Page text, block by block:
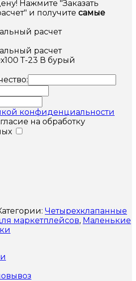
Нажмите "Заказать
и получите самые
расчет
расчет
Т-23 В бурый
конфиденциальности
на обработку
Четырехклапанные
маркетплейсов, Маленькие